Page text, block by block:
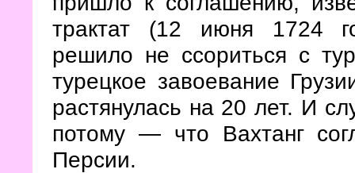
трактат (12 июня 1724
решило не ссориться с
турецкое завоевание
растянулась на 20 лет. И
потому — что Вахтанг
Персии.